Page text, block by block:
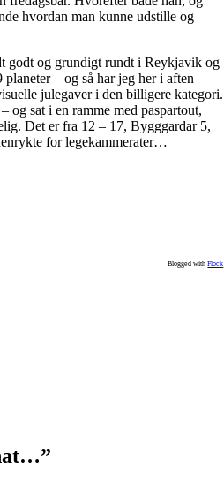
hvordan man kunne udstille og
godt og grundigt rundt i Reykjavik og
– og så har jeg her i aften
julegaver i den billigere kategori.
og sat i en ramme med paspartout,
Det er fra 12 – 17, Bygggardar 5,
for legekammerater…
Blogged withFlock